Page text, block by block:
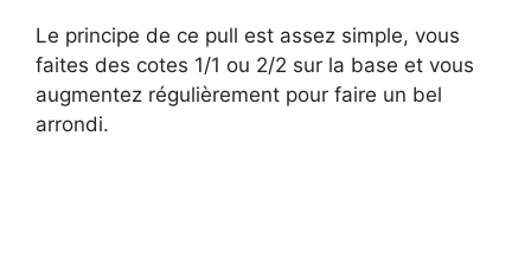
o
Le principe de ce pull est assez simple, vous
faites des cotes 1/1 ou 2/2 sur la base et vous
augmentez régulièrement pour faire un bel
arrondi.